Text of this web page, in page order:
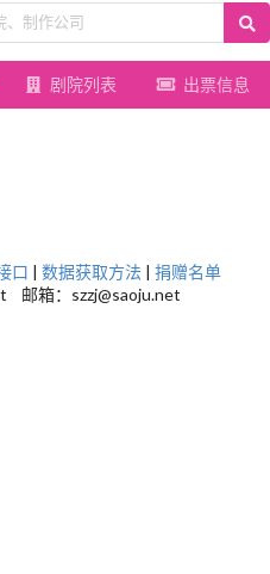
剧院列表 出票信息
口 | 数据获取方法 | 捐赠名单
邮箱：szzj@saoju.net